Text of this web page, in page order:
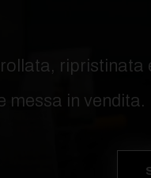
ripristinata
messa in vendita.